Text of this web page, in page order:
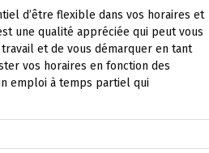
d’être flexible dans vos horaires et
une qualité appréciée qui peut vous
et de vous démarquer en tant
vos horaires en fonction des
emploi à temps partiel qui